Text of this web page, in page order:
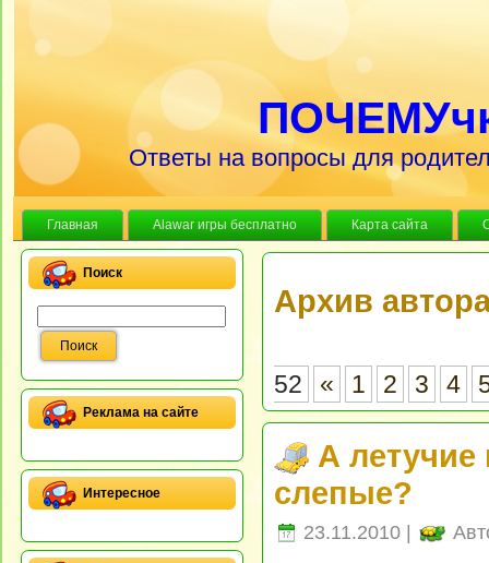
Ответы на вопросы для
Главная Alawar игры бесплатно Карта сайта
Поиск
Реклама на сайте
Интересное
Архив
52 « 1 2 3 4
А
слепые?
23.11.2010 |